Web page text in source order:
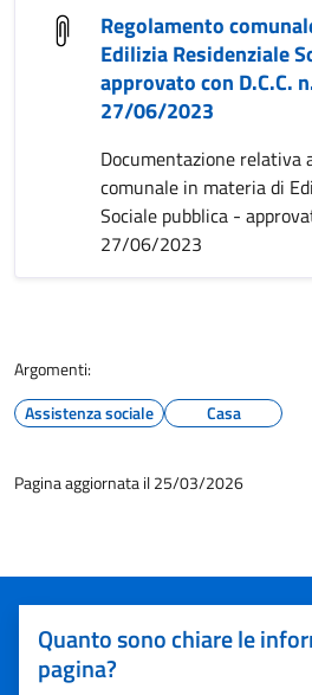
Regolamento
Edilizia Residenziale
approvato con D.C.C.
27/06/2023
Documentazione relativa
comunale in materia di
Sociale pubblica -
27/06/2023
Argomenti:
Assistenza sociale
Casa
Pagina aggiornata il 25/03/2026
Quanto sono chiare le
pagina?